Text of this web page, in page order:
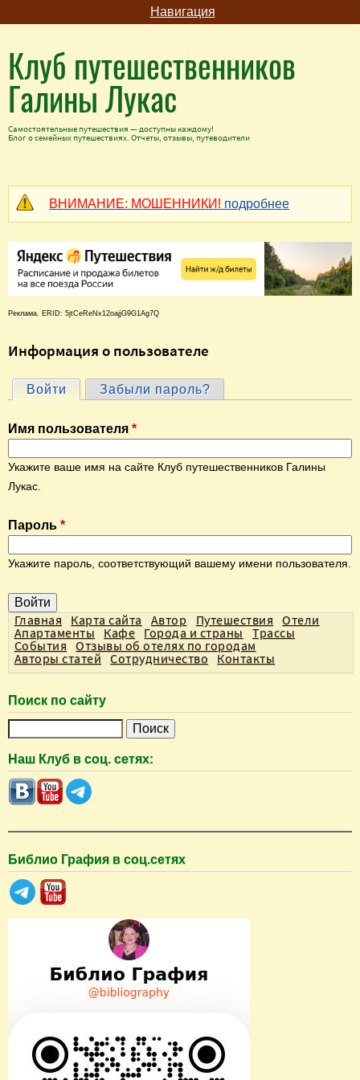
Навигация
Клуб путешественников
Галины Лукас
Самостоятельные путешествия — доступны каждому!
Блог о семейных путешествиях. Отчеты, отзывы, путеводители
ВНИМАНИЕ: МОШЕННИКИ! подробнее
Реклама. ERID: 5jtCeReNx12oajjG9G1Ag7Q
Информация о пользователе
Г
л
а
в
н
е
в
л
а
д
к
и
Войти (активная вкладка)
Забыли пароль?
Имя пользователя *
Укажите ваше имя на сайте Клуб путешественников Галины
Лукас.
Пароль *
Укажите пароль, соответствующий вашему имени пользователя.
Главная Карта сайта Автор Путешествия
Отели
Апартаменты
Кафе Города и страны
Трассы
События
Отзывы об отелях по городам
Авторы статей
Сотрудничество Контакты
Поиск по сайту
и
с
к
Наш Клуб в соц. сетях:
Библио Графия в соц.сетях